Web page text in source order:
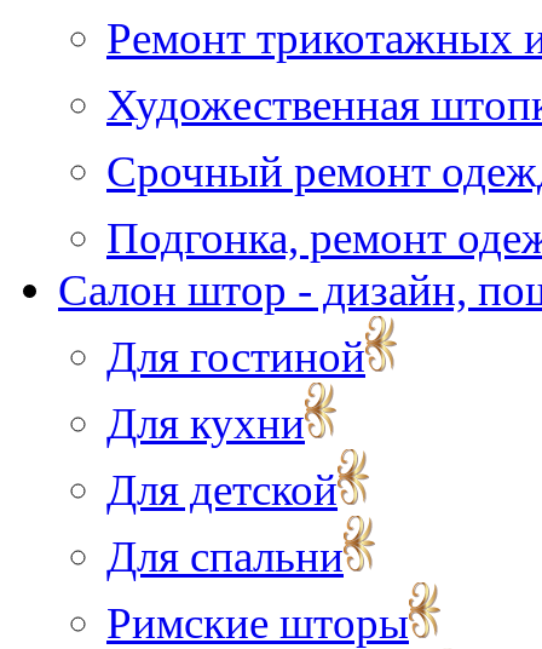
Ремонт трикотажных
Художественная
Срочный ремонт
Подгонка, ремонт
Салон штор - дизайн,
Для гостиной
Для кухни
Для детской
Для спальни
Римские шторы